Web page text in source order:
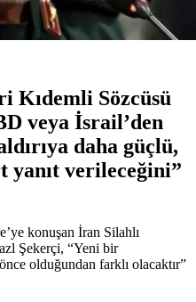
Kıdemli Sözcüsü
veya İsrail’den
daha güçlü,
yanıt verileceğini”
konuşan İran Silahlı
Şekerçi, “Yeni bir
olduğundan farklı olacaktır”